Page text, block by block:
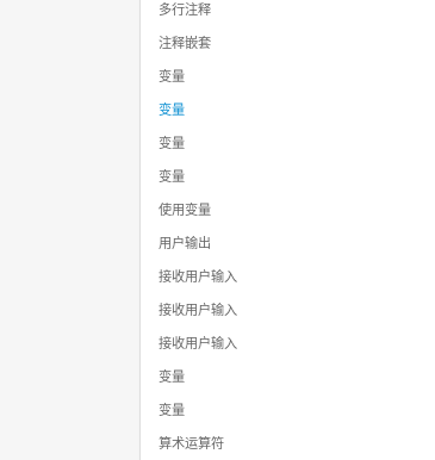
多行注释
注释嵌套
变量
变量
变量
变量
使用变量
用户输出
接收用户输入
接收用户输入
接收用户输入
变量
变量
算术运算符